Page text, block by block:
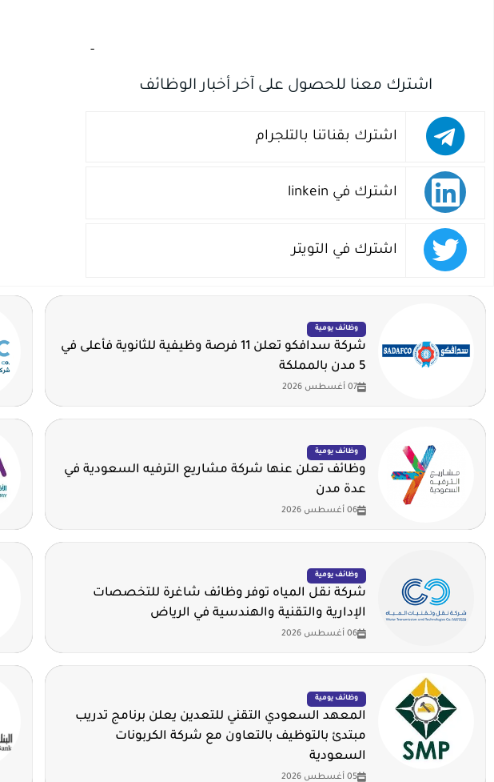
-‏
اشترك معنا للحصول على آخر أخبار الوظائف
اشترك بقناتنا بالتلجرام
اشترك في linkein
اشترك في التويتر
وظائف يومية
شركة سدافكو تعلن 11 فرصة وظيفية للثانوية فأعلى في
5 مدن بالمملكة
07 أغسطس 2026
وظائف يومية
وظائف تعلن عنها شركة مشاريع الترفيه السعودية في
عدة مدن
06 أغسطس 2026
وظائف يومية
شركة نقل المياه توفر وظائف شاغرة للتخصصات
الإدارية والتقنية والهندسية في الرياض
06 أغسطس 2026
وظائف يومية
المعهد السعودي التقني للتعدين يعلن برنامج تدريب
مبتدئ بالتوظيف بالتعاون مع شركة الكربونات
السعودية
05 أغسطس 2026